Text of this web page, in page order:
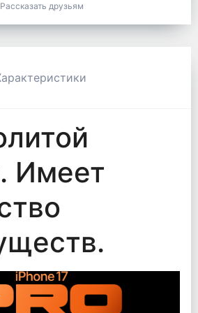
Рассказать друзьям
Имеет